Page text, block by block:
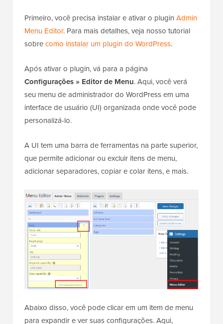
Primeiro, você precisa instalar e ativar o plugin Admin
Menu Editor. Para mais detalhes, veja nosso tutorial
sobrecomo instalar um plugin do WordPress.
Após ativar o plugin, vá para a página
Configurações » Editor de Menu. Aqui, você verá
seu menu de administrador do WordPress em uma
interface de usuário (UI) organizada onde você pode
personalizá-lo.
A UI tem uma barra de ferramentas na parte superior,
que permite adicionar ou excluir itens de menu,
adicionar separadores, copiar e colar itens, e mais.
Abaixo disso, você pode clicar em um item de menu
para expandir e ver suas configurações. Aqui,